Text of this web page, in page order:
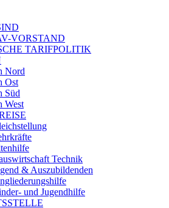
VORSTAND
TARIFPOLITIK
Nord
Ost
Süd
West
Technik
& Auszubildenden
und Jugendhilfe